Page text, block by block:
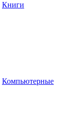
Книги
Компьютерные